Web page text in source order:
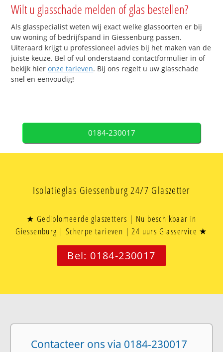
Wilt u glasschade melden of glas bestellen?
Als glasspecialist weten wij exact welke glassoorten er bij
uw woning of bedrijfspand in Giessenburg passen.
Uiteraard krijgt u professioneel advies bij het maken van de
juiste keuze. Bel of vul onderstaand contactformulier in of
bekijk hieronze tarieven. Bij ons regelt u uw glasschade
snel en eenvoudig!
0184-230017
Isolatieglas Giessenburg 24/7 Glaszetter
★ Gediplomeerde glaszetters | Nu beschikbaar in
Giessenburg | Scherpe tarieven | 24 uurs Glasservice ★
Bel: 0184-230017
Contacteer ons via 0184-230017